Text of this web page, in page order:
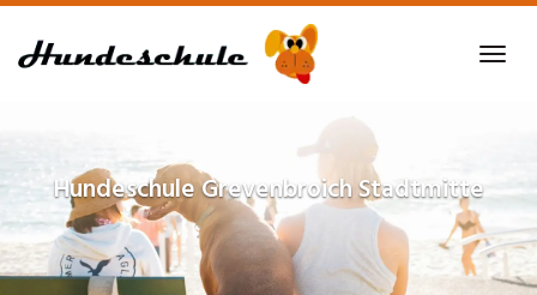
to
HundeschuleGrevenbroich Stadtmitte